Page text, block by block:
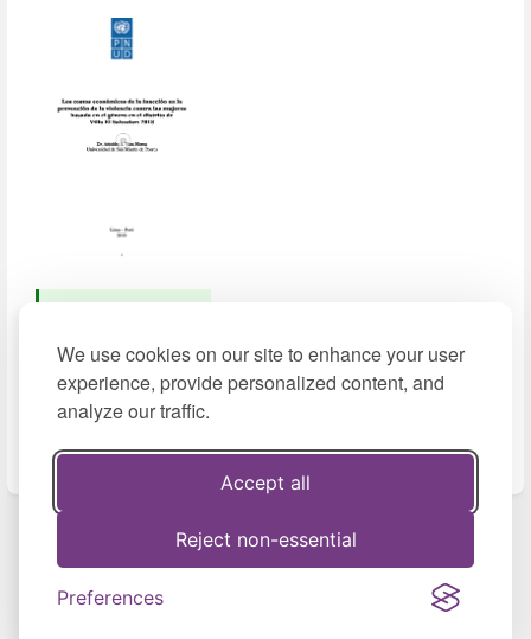
We use cookies on our site to enhance your user
experience, provide personalized content, and
analyze our traffic.
Accept all
Reject non-essential
Preferences
962 KB)
section
las mujeres en la
Impacto económico
de la violencia